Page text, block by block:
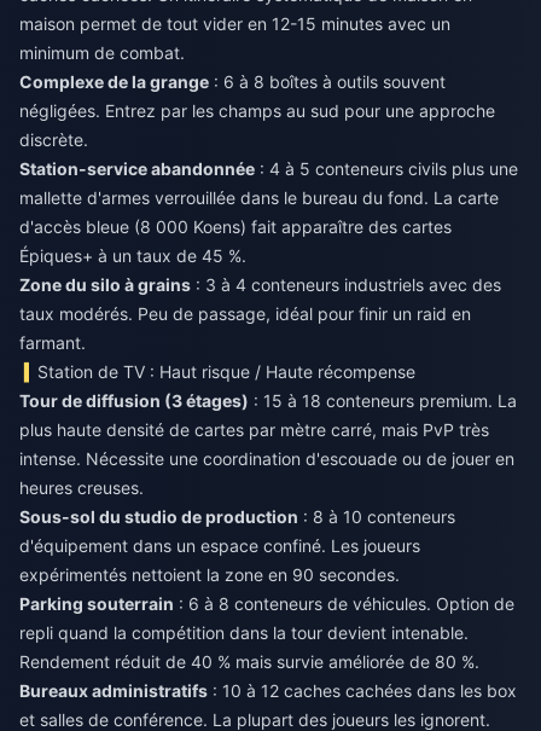
maison permet de tout vider en 12-15 minutes avec un
minimum de combat.
Complexe de la grange : 6 à 8 boîtes à outils souvent
négligées. Entrez par les champs au sud pour une approche
discrète.
Station-service abandonnée : 4 à 5 conteneurs civils plus une
mallette d'armes verrouillée dans le bureau du fond. La carte
d'accès bleue (8 000 Koens) fait apparaître des cartes
Épiques+ à un taux de 45 %.
Zone du silo à grains : 3 à 4 conteneurs industriels avec des
taux modérés. Peu de passage, idéal pour finir un raid en
farmant.
Station de TV : Haut risque / Haute récompense
Tour de diffusion (3 étages) : 15 à 18 conteneurs premium. La
plus haute densité de cartes par mètre carré, mais PvP très
intense. Nécessite une coordination d'escouade ou de jouer en
heures creuses.
Sous-sol du studio de production : 8 à 10 conteneurs
d'équipement dans un espace confiné. Les joueurs
expérimentés nettoient la zone en 90 secondes.
Parking souterrain : 6 à 8 conteneurs de véhicules. Option de
repli quand la compétition dans la tour devient intenable.
Rendement réduit de 40 % mais survie améliorée de 80 %.
Bureaux administratifs : 10 à 12 caches cachées dans les box
et salles de conférence. La plupart des joueurs les ignorent.